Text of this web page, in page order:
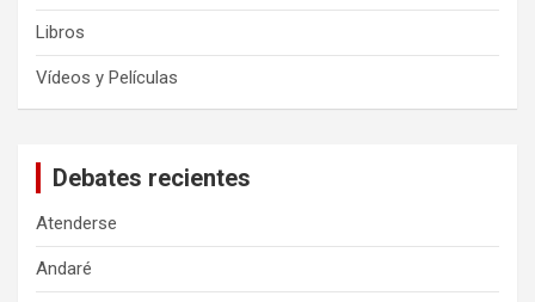
Libros
Vídeos y Películas
Debates recientes
Atenderse
Andaré